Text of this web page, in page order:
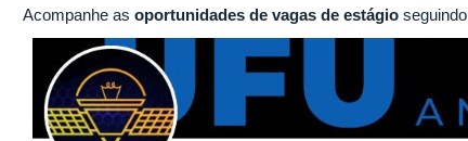
Acompanhe as oportunidades de vagas de estágioseguindo